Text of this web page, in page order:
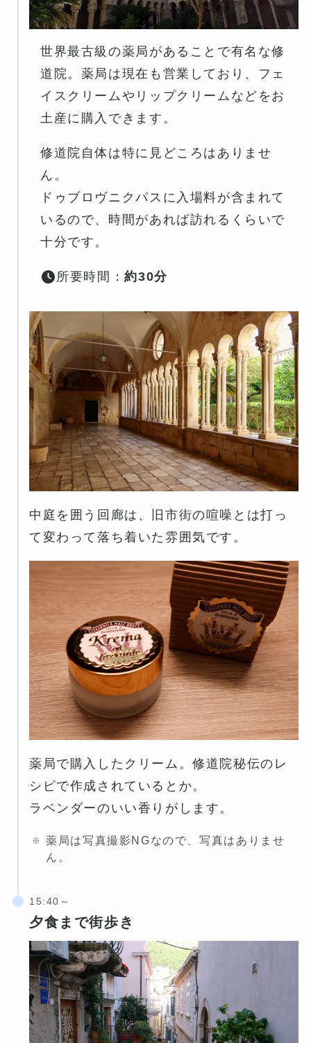
世界最古級の薬局があることで有名な修
道院。薬局は現在も営業しており、フェ
イスクリームやリップクリームなどをお
土産に購入できます。
修道院自体は特に見どころはありませ
ん。
ドゥブロヴニクパスに入場料が含まれて
いるので、時間があれば訪れるくらいで
十分です。
所要時間：約30分
中庭を囲う回廊は、旧市街の喧噪とは打っ
て変わって落ち着いた雰囲気です。
薬局で購入したクリーム。修道院秘伝のレ
シピで作成されているとか。
ラベンダーのいい香りがします。
薬局は写真撮影NGなので、写真はありませ
ん。
夕食まで街歩き